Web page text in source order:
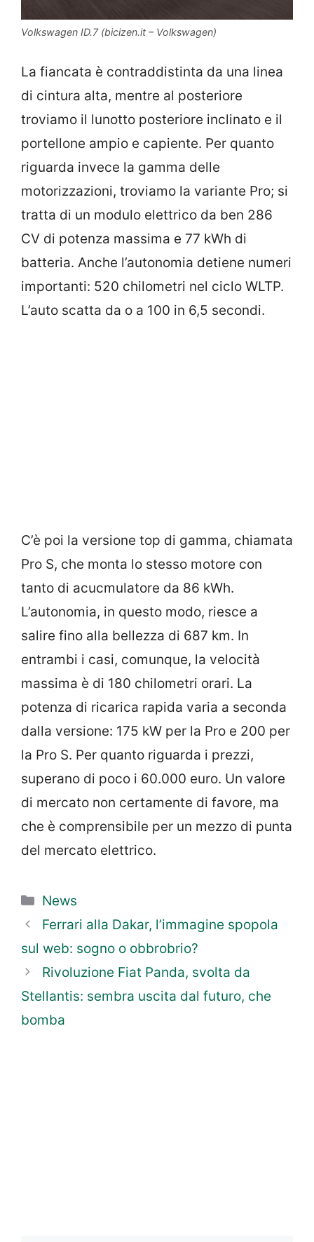
Volkswagen ID.7 (bicizen.it – Volkswagen)
La fiancata è contraddistinta da una linea
di cintura alta, mentre al posteriore
troviamo il lunotto posteriore inclinato e il
portellone ampio e capiente. Per quanto
riguarda invece la gamma delle
motorizzazioni, troviamo la variante Pro; si
tratta di un modulo elettrico da ben 286
CV di potenza massima e 77 kWh di
batteria. Anche l’autonomia detiene numeri
importanti: 520 chilometri nel ciclo WLTP.
L’auto scatta da o a 100 in 6,5 secondi.
C’è poi la versione top di gamma, chiamata
Pro S, che monta lo stesso motore con
tanto di acucmulatore da 86 kWh.
L’autonomia, in questo modo, riesce a
salire fino alla bellezza di 687 km. In
entrambi i casi, comunque, la velocità
massima è di 180 chilometri orari. La
potenza di ricarica rapida varia a seconda
dalla versione: 175 kW per la Pro e 200 per
la Pro S. Per quanto riguarda i prezzi,
superano di poco i 60.000 euro. Un valore
di mercato non certamente di favore, ma
che è comprensibile per un mezzo di punta
del mercato elettrico.
Categorie
News
Ferrari alla Dakar, l’immagine spopola
sul web: sogno o obbrobrio?
Rivoluzione Fiat Panda, svolta da
Stellantis: sembra uscita dal futuro, che
bomba